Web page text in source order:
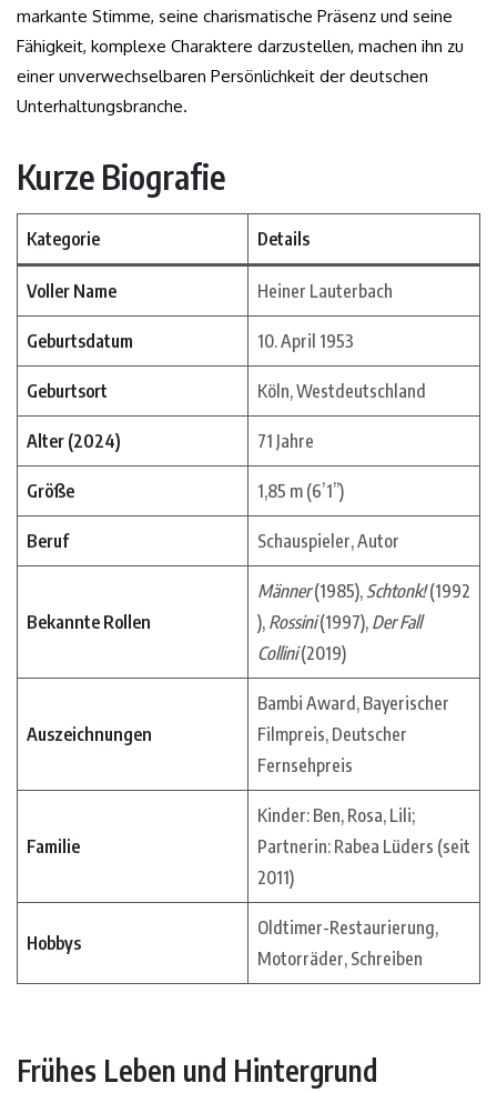
markante Stimme, seine charismatische Präsenz und seine
Fähigkeit, komplexe Charaktere darzustellen, machen ihn zu
einer unverwechselbaren Persönlichkeit der deutschen
Unterhaltungsbranche.
Kurze Biografie
Kategorie Details
Voller Name Heiner Lauterbach
Geburtsdatum 10. April 1953
Geburtsort Köln, Westdeutschland
Alter (2024) 71 Jahre
Größe 1,85 m (6’1”)
Beruf Schauspieler, Autor
Bekannte Rollen
Männer(1985),Schtonk!(1992
), Rossini(1997), Der Fall
Collini(2019)
Auszeichnungen
Bambi Award, Bayerischer
Filmpreis, Deutscher
Fernsehpreis
Familie
Kinder: Ben, Rosa, Lili;
Partnerin: Rabea Lüders (seit
2011)
Hobbys
Oldtimer-Restaurierung,
Motorräder, Schreiben
Frühes Leben und Hintergrund